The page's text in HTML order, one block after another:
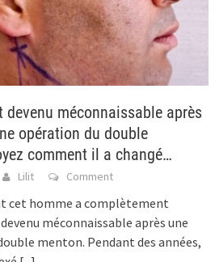
devenu méconnaissable après
opération du double
comment il a changé…
Lilit Comment
cet homme a complètement
méconnaissable après une
menton. Pendant des années,